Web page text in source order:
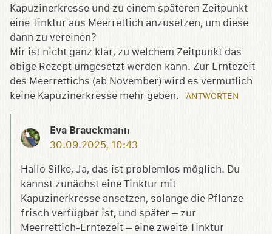
Kapuzinerkresse und zu einem späteren Zeitpunkt
eine Tinktur aus Meerrettich anzusetzen, um diese
dann zu vereinen?
Mir ist nicht ganz klar, zu welchem Zeitpunkt das
obige Rezept umgesetzt werden kann. Zur Erntezeit
des Meerrettichs (ab November) wird es vermutlich
keine Kapuzinerkresse mehr geben.
ANTWORTEN
Eva Brauckmann
30.09.2025, 10:43
Hallo Silke, Ja, das ist problemlos möglich. Du
kannst zunächst eine Tinktur mit
Kapuzinerkresse ansetzen, solange die Pflanze
frisch verfügbar ist, und später – zur
Meerrettich-Erntezeit – eine zweite Tinktur